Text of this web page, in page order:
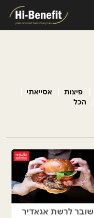
פיצות
אסייאתי
הכל
שובר לרשת אגאדיר